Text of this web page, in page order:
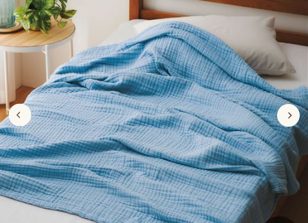
ジュニア・ティーンズ下着
メンズ下着
家電
キッチン・雑貨・日用品
寝具・インテリア・家具通販すべて
家具・収納
寝具・ベッド
カーテン・ラグ・ファブリック
美容・健康
美容・健康通販すべて
美容・健康・サプリメント
制服・スクール
制服・スクールすべて
制服・学生服
ジュニア・ティーンズ下着
大きいサイズ
大きいサイズ通販すべて
大きいサイズ レディース服
大きいサイズ レディース下着
バーゲン
バーゲンセール
シークレットセール
詳細検索
商品カテゴリ一覧
キッチン・雑貨・日用品
家具・収納
寝具・ベッド
カーテン・ラグ・ファブリック
美容・健康通販すべて
美容・健康・サプリメント
制服・スクール
制服・スクールすべて
制服・学生服
ジュニア・ティーンズ下着
大きいサイズ
大きいサイズ通販すべて
大きいサイズ レディース服
大きいサイズ レディース下着
大きいサイズ メンズ
バーゲン
バーゲンセール
シークレットセール
詳細検索
商品カテゴリ一覧
カタログ